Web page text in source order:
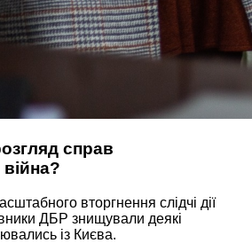
справ
вторгнення слідчі дії
ДБР знищували деякі
із Києва.